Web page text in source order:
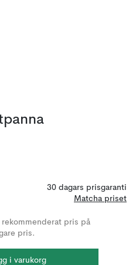
30 dagars prisgaranti
Matcha priset
pris på
pris.
i varukorg